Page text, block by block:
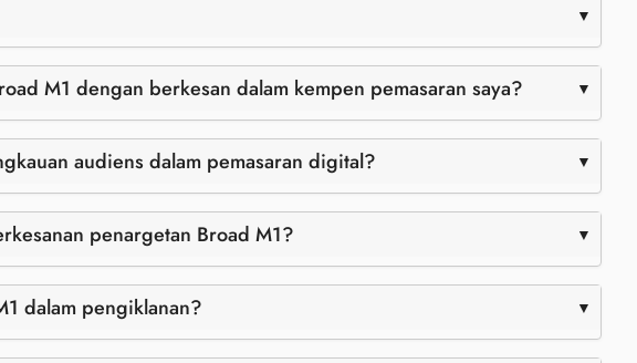
M1 dengan berkesan dalam kempen pemasaran saya?
audiens dalam pemasaran digital?
penargetan Broad M1?
dalam pengiklanan?